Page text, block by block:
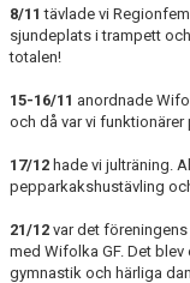
8/11 tävlade vi
sjundeplats i trampett
totalen!
15-16/11 anordnade
och då var vi funktionärer
17/12 hade vi julträning.
pepparkakshustävling
21/12 var det
med Wifolka GF. Det
gymnastik och härliga